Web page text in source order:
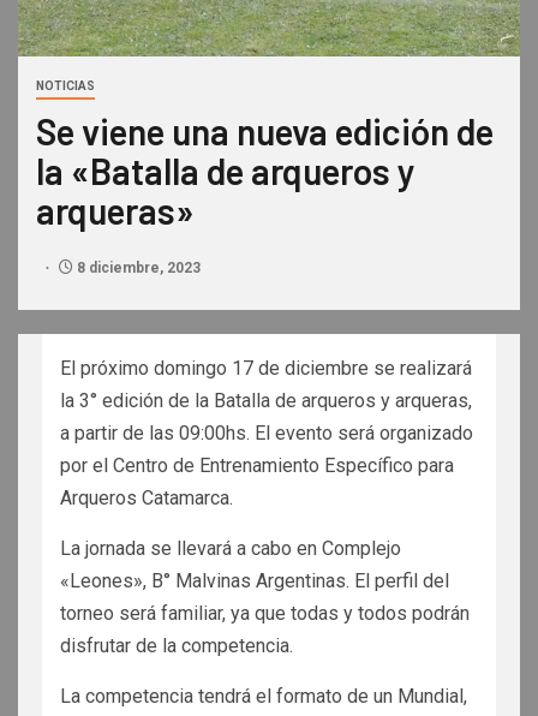
NOTICIAS
Se viene una nueva edición de
la «Batalla de arqueros y
arqueras»
8 diciembre, 2023
El próximo domingo 17 de diciembre se realizará
la 3° edición de la Batalla de arqueros y arqueras,
a partir de las 09:00hs. El evento será organizado
por el Centro de Entrenamiento Específico para
Arqueros Catamarca.
La jornada se llevará a cabo en Complejo
«Leones», B° Malvinas Argentinas. El perfil del
torneo será familiar, ya que todas y todos podrán
disfrutar de la competencia.
La competencia tendrá el formato de un Mundial,